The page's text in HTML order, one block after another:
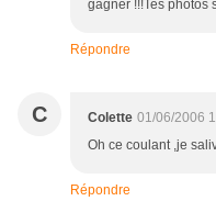
gagner !!!Tes photos
Répondre
C Colette 01/06/2006
Oh ce coulant ,je
Répondre